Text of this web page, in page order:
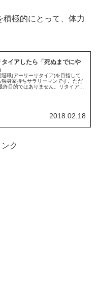
極的にとって、体力
イアしたら「死ぬまでにや
職(アーリーリタイア)を目指して
身家持ちサラリーマンです。ただ
終目的ではありません。リタイアし
2018.02.18
ク